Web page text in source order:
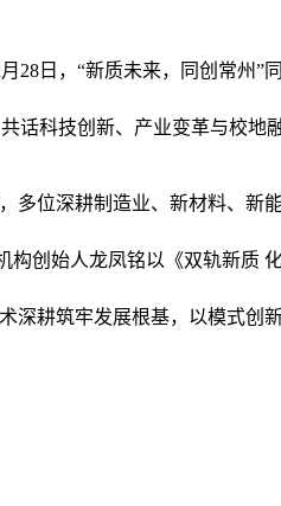
28日，“新质未来，同创常州
话科技创新、产业变革与校地
多位深耕制造业、新材料、
构创始人龙凤铭以《双轨新质
耕筑牢发展根基，以模式创